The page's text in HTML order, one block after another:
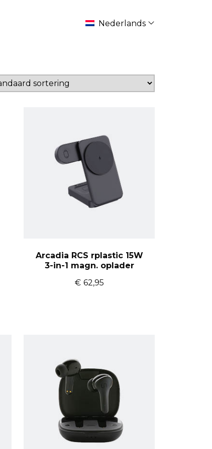
Nederlands
Arcadia RCS rplastic 15W
3-in-1 magn. oplader
€ 62,95